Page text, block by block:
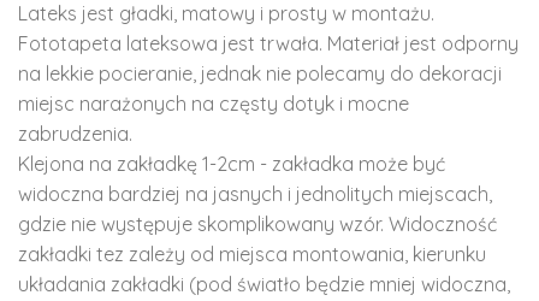
Lateks jest gładki, matowy i prosty w montażu.
Fototapeta lateksowa jest trwała. Materiał jest odporny
na lekkie pocieranie, jednak nie polecamy do dekoracji
miejsc narażonych na częsty dotyk i mocne
zabrudzenia.
Klejona na zakładkę 1-2cm - zakładka może być
widoczna bardziej na jasnych i jednolitych miejscach,
gdzie nie występuje skomplikowany wzór. Widoczność
zakładki tez zależy od miejsca montowania, kierunku
układania zakładki (pod światło będzie mniej widoczna,